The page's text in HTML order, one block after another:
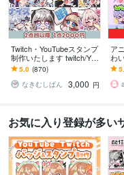
Twitch・YouTubeスタンプ
制作いたします twitch/You
Tube/tiktok配信用スタンプ
制作
5.0 (870)
なきむしぱん
3,000 円
ア
わ
ま
お気に入り登録が多い